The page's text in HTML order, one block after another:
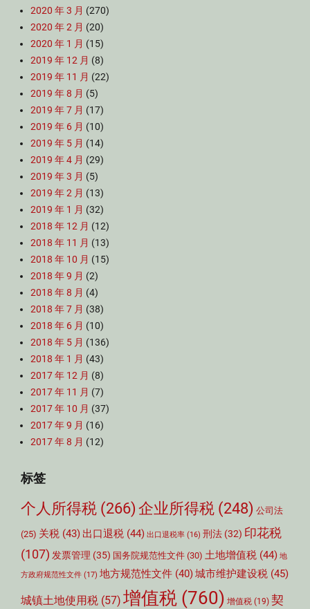
2020 年 3 月 (270)
2020 年 2 月 (20)
2020 年 1 月 (15)
2019 年 12 月 (8)
2019 年 11 月 (22)
2019 年 8 月 (5)
2019 年 7 月 (17)
2019 年 6 月 (10)
2019 年 5 月 (14)
2019 年 4 月 (29)
2019 年 3 月 (5)
2019 年 2 月 (13)
2019 年 1 月 (32)
2018 年 12 月 (12)
2018 年 11 月 (13)
2018 年 10 月 (15)
2018 年 9 月 (2)
2018 年 8 月 (4)
2018 年 7 月 (38)
2018 年 6 月 (10)
2018 年 5 月 (136)
2018 年 1 月 (43)
2017 年 12 月 (8)
2017 年 11 月 (7)
2017 年 10 月 (37)
2017 年 9 月 (16)
2017 年 8 月 (12)
标签
个人所得税 (266) 企业所得税 (248) 公司法
(25) 关税 (43) 出口退税 (44) 出口退税率 (16) 刑法 (32) 印花税
(107) 发票管理 (35) 国务院规范性文件 (30) 土地增值税 (44) 地
方政府规范性文件 (17) 地方规范性文件 (40)城市维护建设税 (45)
城镇土地使用税 (57) 增值税 (760) 增值税 (19) 契